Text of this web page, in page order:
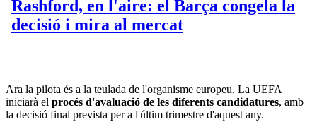
Ara la pilota és a la teulada de l'organisme europeu. La UEFA
iniciarà el procés d'avaluació de les diferents candidatures, amb
la decisió final prevista per a l'últim trimestre d'aquest any.